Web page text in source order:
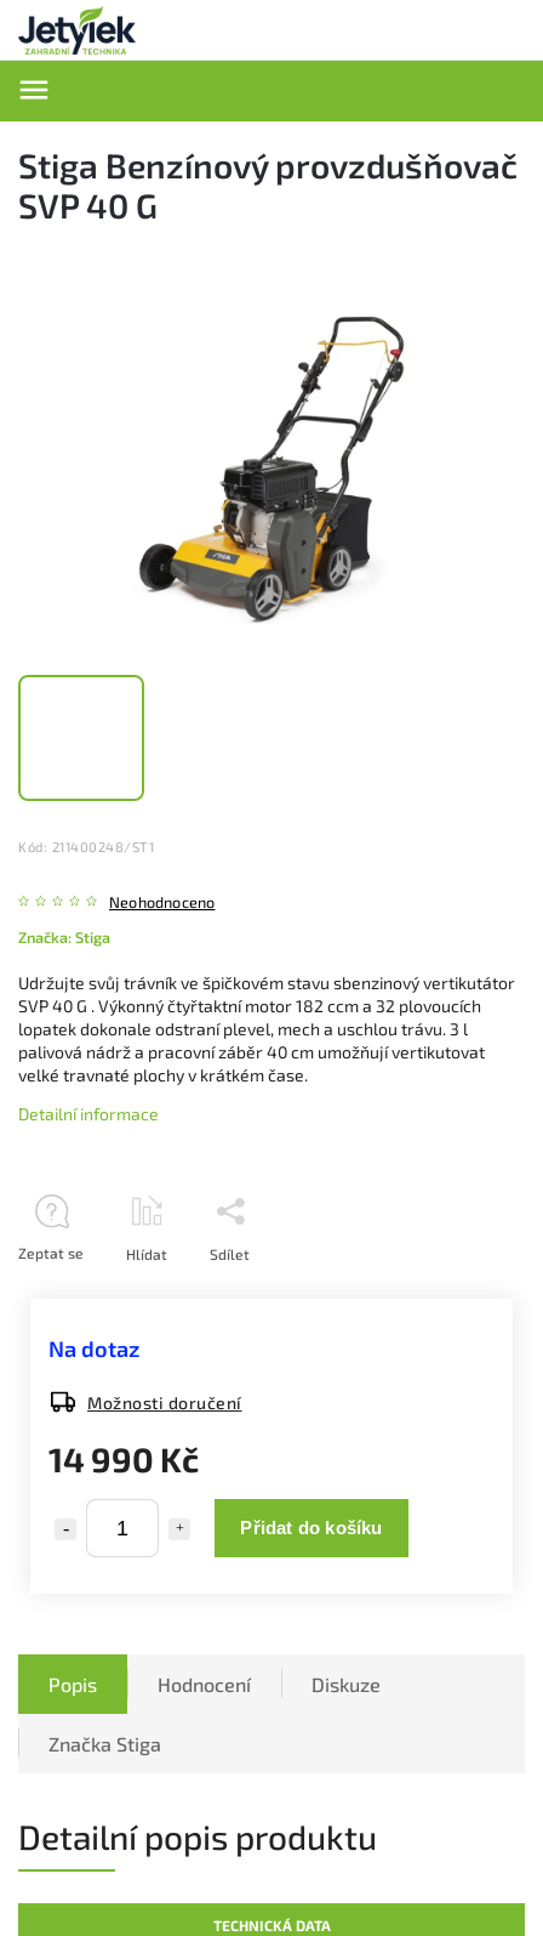
Stiga Benzínový provzdušňovač
SVP 40 G
Kód: 211400248/ST1
Neohodnoceno
Značka:Stiga
14 990 Kč
Přidat do košíku
Na dotaz
Možnosti doručení
Udržujte svůj trávník ve špičkovém stavu sbenzinový vertikutátor
SVP 40 G . Výkonný čtyřtaktní motor 182 ccm a 32 plovoucích
lopatek dokonale odstraní plevel, mech a uschlou trávu. 3 l
palivová nádrž a pracovní záběr 40 cm umožňují vertikutovat
velké travnaté plochy v krátkém čase.
Detailní informace
Zeptat se Hlídat Sdílet
Popis Hodnocení Diskuze
Značka Stiga
Detailní popis produktu
TECHNICKÁ DATA